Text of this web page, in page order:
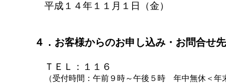
平成１４年１１月１日（金）
４．お客様からのお申し込み・お問合せ先
ＴＥＬ：１１６
（受付時間：午前９時～午後５時 年中無休＜年